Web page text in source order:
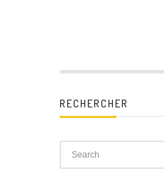
RECHERCHER